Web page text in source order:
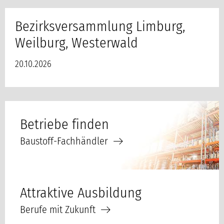
Bezirksversammlung Limburg,
Weilburg, Westerwald
20.10.2026
Betriebe finden
Baustoff-Fachhändler
Attraktive Ausbildung
Berufe mit Zukunft